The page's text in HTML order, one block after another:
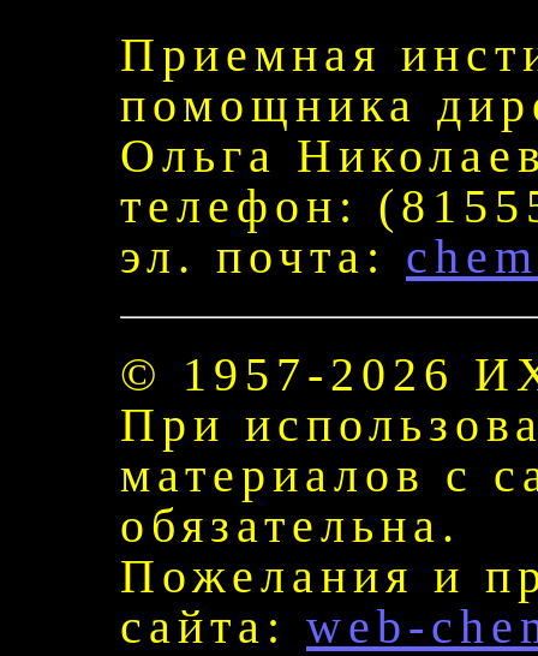
Приемная
помощника
Ольга
телефон:
эл. почта:
© 1957-2026
При
материалов с
обязательна.
Пожелания и
сайта: web-